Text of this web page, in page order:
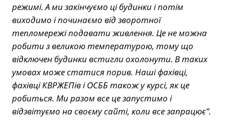
режимі. А ми закінчуємо ці будинки і потім
виходимо і починаємо від зворотної
тепломережі подавати живлення. Це не можна
робити з великою температурою, тому що
відключен будинки встигли охолонути. В таких
умовах може статися порив. Наші фахівці,
фахівці КВРЖЕПів і ОСББ також у курсі, як це
робиться. Ми разом все це запустимо і
відзвітуємо на своєму сайті, коли все запрацює”.